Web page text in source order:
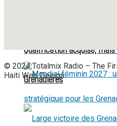
Qualification acquise,
Grenadières
© 2024 Totalmix Radio – The
Haiti Web Design.